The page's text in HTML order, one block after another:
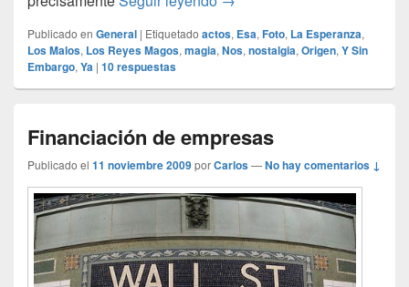
Publicado en General | Etiquetado actos, Esa, Foto, La Esperanza,
Los Malos, Los Reyes Magos, magia, Nos, nostalgia, Origen, Y Sin
Embargo, Ya | 10respuestas
Financiación de empresas
Publicado el 11 noviembre 2009porCarlos—No hay comentarios ↓